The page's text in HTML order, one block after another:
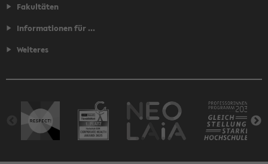
Fakultäten
Informationen für ...
Weiteres